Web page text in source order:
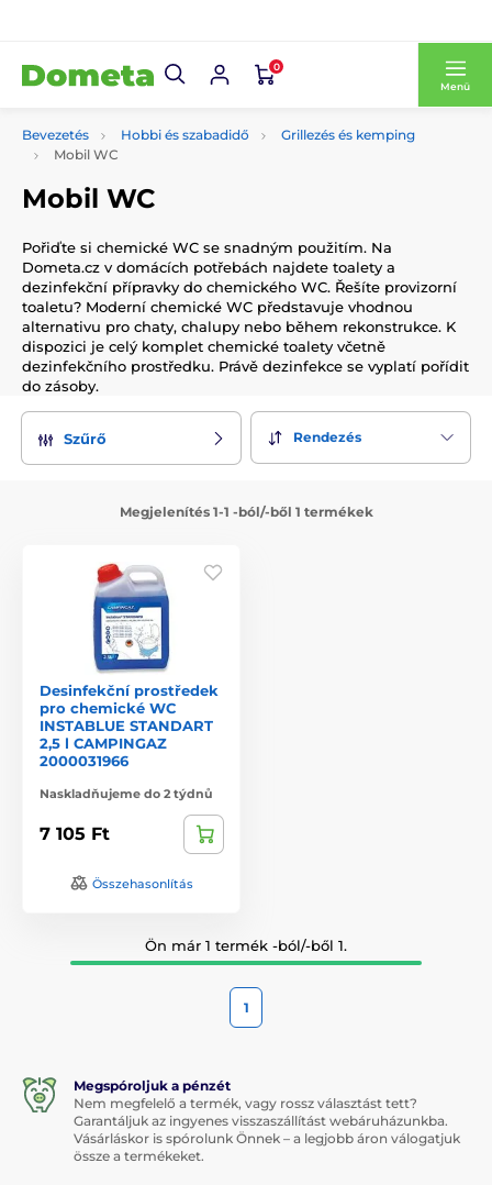
0
Menü
Bevezetés Hobbi és szabadidő
Grillezés és kemping
Mobil WC
Mobil WC
Pořiďte si chemické WC se snadným použitím. Na
Dometa.cz v domácích potřebách najdete toalety a
dezinfekční přípravky do chemického WC. Řešíte provizorní
toaletu? Moderní chemické WC představuje vhodnou
alternativu pro chaty, chalupy nebo během rekonstrukce. K
dispozici je celý komplet chemické toalety včetně
dezinfekčního prostředku. Právě dezinfekce se vyplatí pořídit
do zásoby.
Szűrő Rendezés
Megjelenítés 1-1 -ból/-ből 1 termékek
Desinfekční prostředek
pro chemické WC
INSTABLUE STANDART
2,5 l CAMPINGAZ
2000031966
Naskladňujeme do 2 týdnů
7 105 Ft
Összehasonlítás
Ön már 1 termék -ból/-ből 1.
1
Megspóroljuk a pénzét
Nem megfelelő a termék, vagy rossz választást tett?
Garantáljuk az ingyenes visszaszállítást webáruházunkba.
Vásárláskor is spórolunk Önnek – a legjobb áron válogatjuk
össze a termékeket.